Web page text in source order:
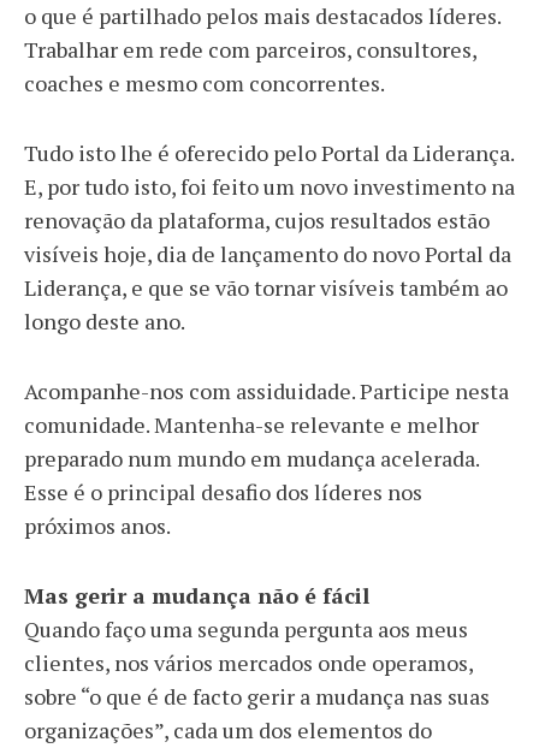
o que é partilhado pelos mais destacados líderes.
Trabalhar em rede com parceiros, consultores,
coaches e mesmo com concorrentes.
Tudo isto lhe é oferecido pelo Portal da Liderança.
E, por tudo isto, foi feito um novo investimento na
renovação da plataforma, cujos resultados estão
visíveis hoje, dia de lançamento do novo Portal da
Liderança, e que se vão tornar visíveis também ao
longo deste ano.
Acompanhe-nos com assiduidade. Participe nesta
comunidade. Mantenha-se relevante e melhor
preparado num mundo em mudança acelerada.
Esse é o principal desafio dos líderes nos
próximos anos.
Mas gerir a mudança não é fácil
Quando faço uma segunda pergunta aos meus
clientes, nos vários mercados onde operamos,
sobre “o que é de facto gerir a mudança nas suas
organizações”, cada um dos elementos do